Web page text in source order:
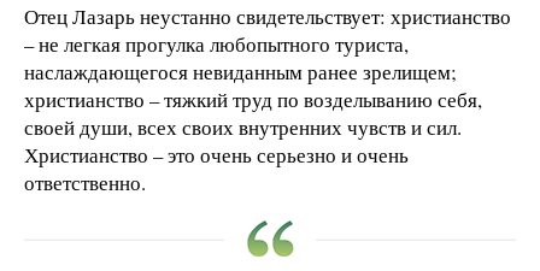
Отец Лазарь неустанно свидетельствует: христианство
– не легкая прогулка любопытного туриста,
наслаждающегося невиданным ранее зрелищем;
христианство – тяжкий труд по возделыванию себя,
своей души, всех своих внутренних чувств и сил.
Христианство – это очень серьезно и очень
ответственно.